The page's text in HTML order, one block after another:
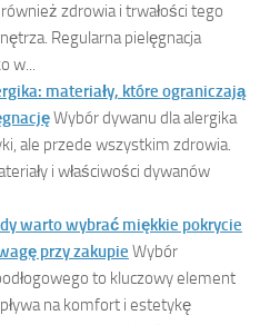
zdrowia i trwałości tego
Regularna pielęgnacja
w...
materiały, które ograniczają
Wybór dywanu dla alergika
ale przede wszystkim zdrowia.
i właściwości dywanów
warto wybrać miękkie pokrycie
przy zakupie Wybór
to kluczowy element
na komfort i estetykę